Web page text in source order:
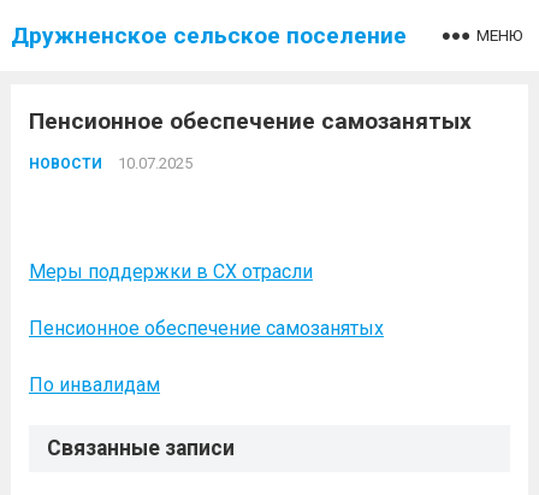
Дружненское сельское поселение МЕНЮ
Пенсионное обеспечение самозанятых
НОВОСТИ 10.07.2025
Меры поддержки в СХ отрасли
Пенсионное обеспечение самозанятых
По инвалидам
Связанные записи